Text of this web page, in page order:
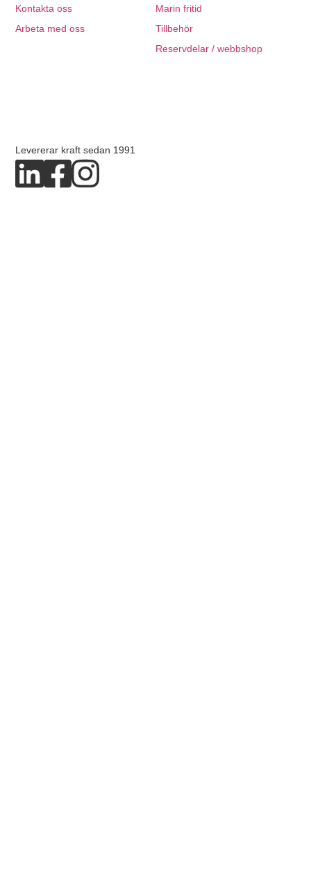
Levererar kraft sedan 1991
Marin fritid
Tillbehör
Reservdelar / webbshop
Kontakta oss
Arbeta med oss